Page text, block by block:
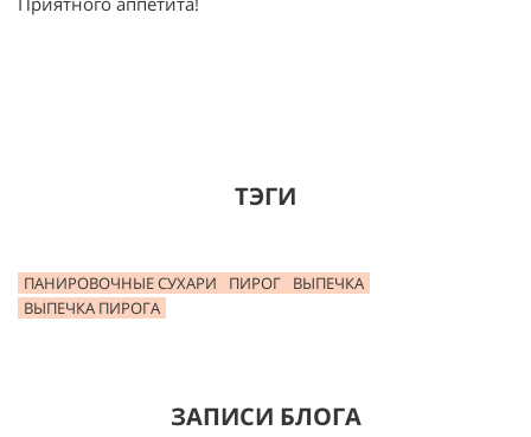
ТЭГИ
ПАНИРОВОЧНЫЕ СУХАРИ ПИРОГ
ВЫПЕЧКА
ВЫПЕЧКА ПИРОГА
ЗАПИСИ БЛОГА